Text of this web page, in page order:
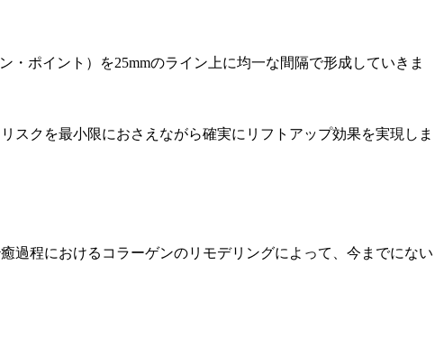
ポイント）を25mmのライン上に均一な間隔で形成していきま
スクを最小限におさえながら確実にリフトアップ効果を実現しま
過程におけるコラーゲンのリモデリングによって、今までにない